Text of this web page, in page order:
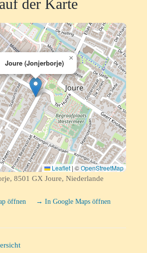
der Karte
Joure (Jonjerborje)
×
Leaflet | ©OpenStreetMap
8501 GX Joure, Niederlande
öffnen → In Google Maps öffnen